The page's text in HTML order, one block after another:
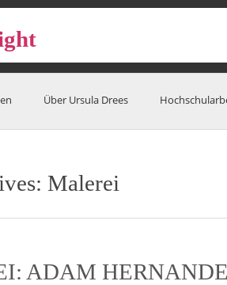
Über Ursula Drees
Malerei
ADAM